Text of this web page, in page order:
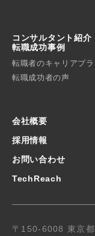
コンサルタント紹介
転職成功事例
転職者のキャリアプラ
転職成功者の声
会社概要
採用情報
お問い合わせ
TechReach
〒150-6008 東京